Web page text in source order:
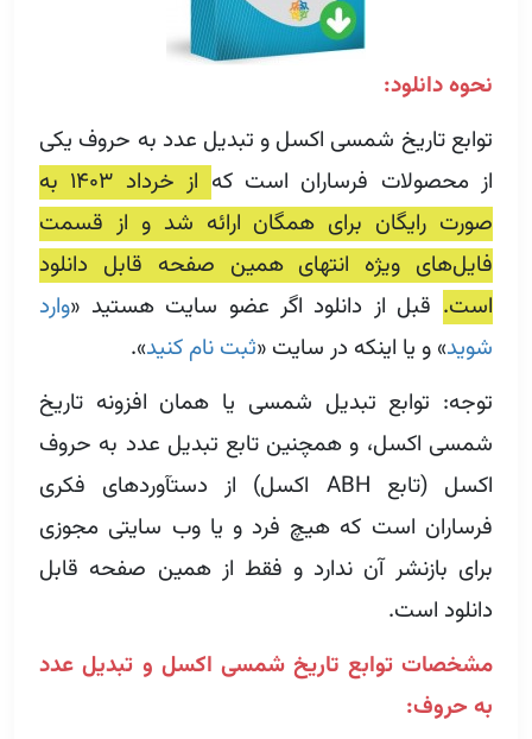
نحوه دانلود:
توابع تاریخ شمسی اکسل و تبدیل عدد به حروف یکی
از محصولات فرساران است که
از خرداد ۱۴۰۳ به
صورت رایگان برای همگان ارائه شد و از قسمت
فایل‌های ویژه انتهای همین صفحه قابل دانلود
است. قبل از دانلود اگر عضو سایت هستید «وارد
شوید» و یا اینکه در سایت «ثبت نام کنید».
توجه: توابع تبدیل شمسی یا همان افزونه تاریخ
شمسی اکسل، و همچنین تابع تبدیل عدد به حروف
اکسل (تابع ABH اکسل) از دستآوردهای فکری
فرساران است که هیچ فرد و یا وب سایتی مجوزی
برای بازنشر آن ندارد و فقط از همین صفحه قابل
دانلود است.
مشخصات توابع تاریخ شمسی اکسل و تبدیل عدد
به حروف: